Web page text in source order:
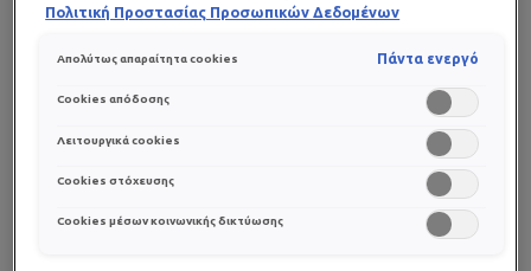
περίπου οκτώ μηνών. Αρκετοί παράγοντες μπορεί να
προκαλέσουν νινίδα, όπως το ιστορικό εκζέματος, η
μητρικών ορμονών στο σώμα του βρέφους.
2. Πώς αντιμετωπίζεται η νινίδα;
browser/ τη συσκευή σας για τη δημιουργία προφίλ με τα
περιεχόμενο σε άλλες διαδικτυακές προτάσεις. Μπορείτε να
όλων»), να τα απορρίψετε («Απόρριψη όλων») ή να ρυθμίσετε και
να αποθηκεύσετε τις επιλογές σας («Αποθήκευση επιλογών»).
Μπορείτε επίσης, ανά πάσα στιγμή, να ελέγξετε και να ρυθμίσετε
εκ νέου τις επιλογές σας (επιλέγοντας το link «Ρυθμίσεις για τα
cookies»). Περισσότερες πληροφορίες μπορείτε να βρείτε στην
Πολιτική Προστασίας Προσωπικών Δεδομένων
Απολύτως απαραίτητα cookies Πάντα ενεργό
Cookies απόδοσης
Λειτουργικά cookies
Cookies στόχευσης
Cookies μέσων κοινωνικής δικτύωσης